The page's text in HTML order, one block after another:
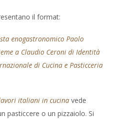
il format:
enogastronomico Paolo
a Claudio Ceroni di Identità
di Cucina e Pasticceria
italiani in cucina vede
pasticcere o un pizzaiolo. Si